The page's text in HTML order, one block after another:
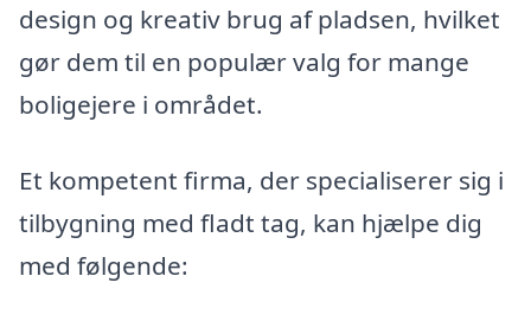
design og kreativ brug af pladsen, hvilket
gør dem til en populær valg for mange
boligejere i området.
Et kompetent firma, der specialiserer sig i
tilbygning med fladt tag, kan hjælpe dig
med følgende: